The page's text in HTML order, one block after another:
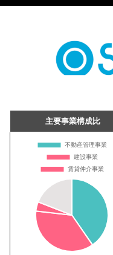
主要事業構成比